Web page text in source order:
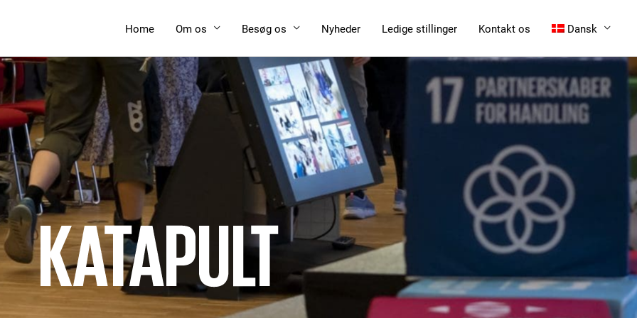
Home Om os Besøg os Nyheder Ledige stillinger Kontakt os Dansk